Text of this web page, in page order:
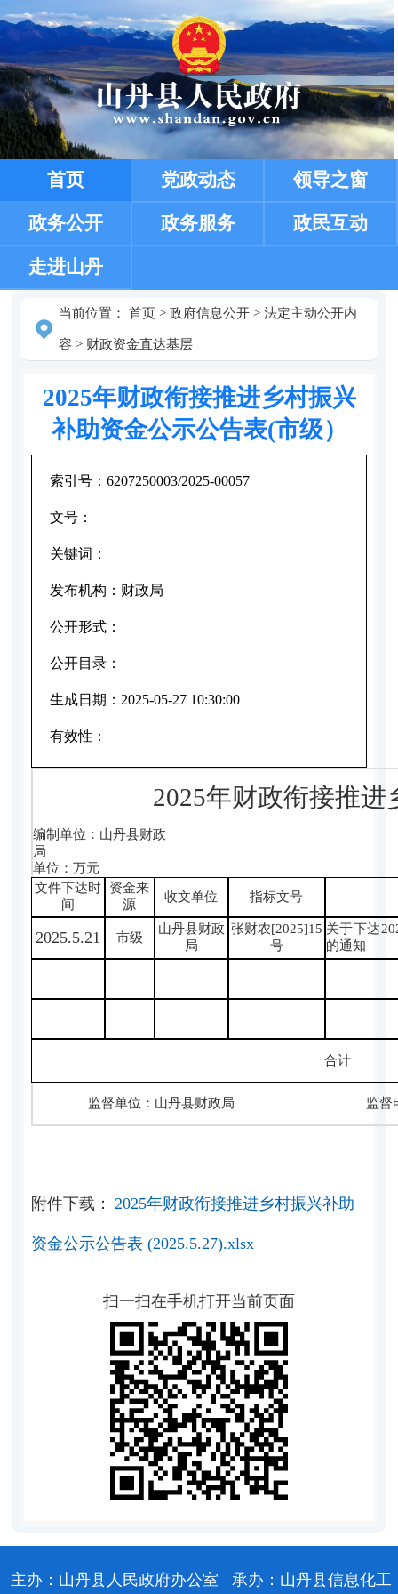
首页 党政动态 领导之窗
政务公开 政务服务 政民互动
走进山丹
当前位置： 首页> 政府信息公开> 法定主动公开内
容 > 财政资金直达基层
2025年财政衔接推进乡村振兴
补助资金公示公告表(市级）
索引号： 6207250003/2025-00057
文号：
关键词：
发布机构： 财政局
公开形式：
公开目录：
生成日期： 2025-05-27 10:30:00
有效性：
2025年财政衔接推
编制单位：山丹县财政
单位：万元
文件下达时
间
资金来
源
收文单位 指标文号
2025.5.21 市级
山丹县财政
局
张财农[2025]15
号
关于下达
的通知
合计
监督单位：山丹县财政局 监督电
附件下载： 2025年财政衔接推进乡村振兴补助
资金公示公告表 (2025.5.27).xlsx
扫一扫在手机打开当前页面
主办：山丹县人民政府办公室 承办：山丹县信息化工